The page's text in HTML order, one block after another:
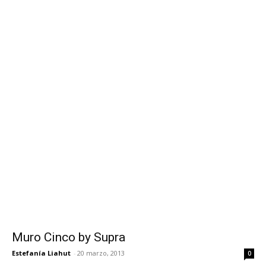
Muro Cinco by Supra
Estefanía Liahut - 20 marzo, 2013 0